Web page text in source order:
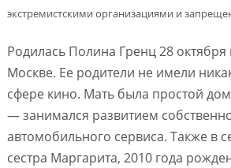
экстремистскими организациями и
Родилась Полина Гренц 28 октября
Москве. Ее родители не имели
сфере кино. Мать была простой
— занимался развитием
автомобильного сервиса. Также в
сестра Маргарита, 2010 года